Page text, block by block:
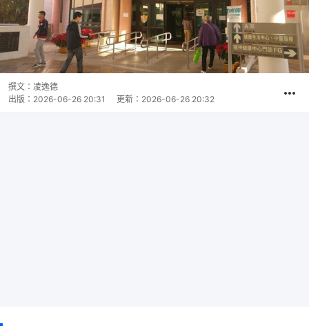
撰文： 凌逸德
出版： 2026-06-26 20:31 更新： 2026-06-26 20:32